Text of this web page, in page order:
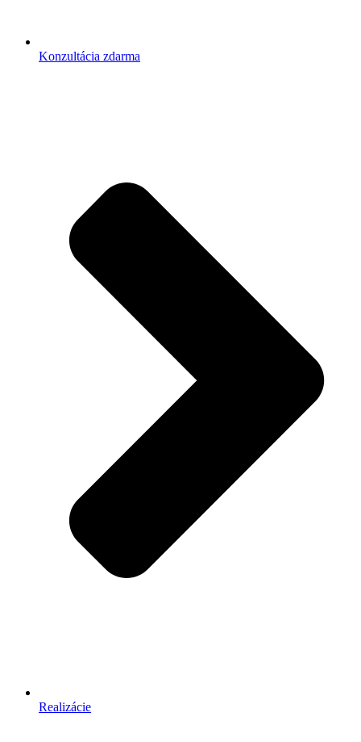
Konzultácia zdarma
Realizácie